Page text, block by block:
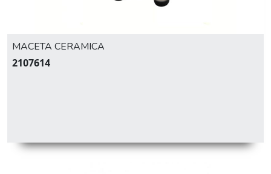
MACETA CERAMICA
2107614